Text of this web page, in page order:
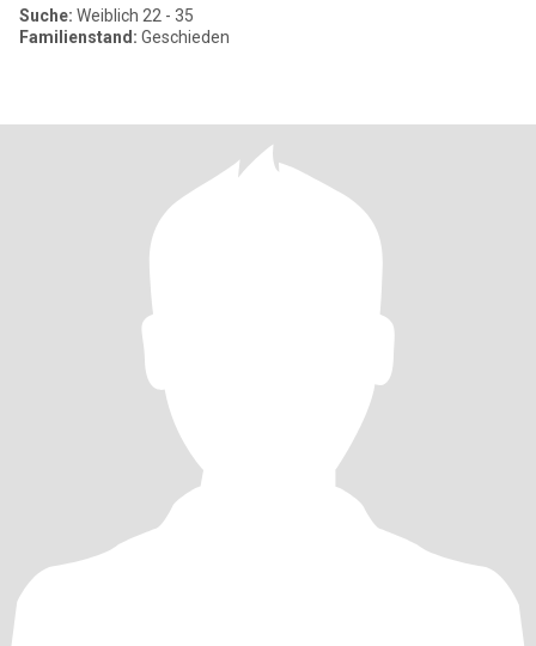
Suche: Weiblich 22 - 35
Familienstand: Geschieden